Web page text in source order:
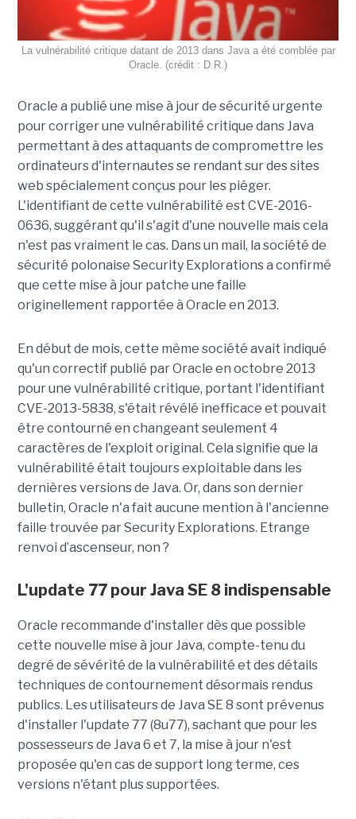
La vulnérabilité critique datant de 2013 dans Java a été comblée par
Oracle. (crédit : D.R.)
Oracle a publié une mise à jour de sécurité urgente
pour corriger une vulnérabilité critique dans Java
permettant à des attaquants de compromettre les
ordinateurs d'internautes se rendant sur des sites
web spécialement conçus pour les piéger.
L'identifiant de cette vulnérabilité est CVE-2016-
0636, suggérant qu'il s'agit d'une nouvelle mais cela
n'est pas vraiment le cas. Dans un mail, la société de
sécurité polonaise Security Explorations a confirmé
que cette mise à jour patche une faille
originellement rapportée à Oracle en 2013.
En début de mois, cette même société avait indiqué
qu'un correctif publié par Oracle en octobre 2013
pour une vulnérabilité critique, portant l'identifiant
CVE-2013-5838, s'était révélé inefficace et pouvait
être contourné en changeant seulement 4
caractères de l'exploit original. Cela signifie que la
vulnérabilité était toujours exploitable dans les
dernières versions de Java. Or, dans son dernier
bulletin, Oracle n'a fait aucune mention à l'ancienne
faille trouvée par Security Explorations. Etrange
renvoi d’ascenseur, non ?
L'update 77 pour Java SE 8 indispensable
Oracle recommande d'installer dès que possible
cette nouvelle mise à jour Java, compte-tenu du
degré de sévérité de la vulnérabilité et des détails
techniques de contournement désormais rendus
publics. Les utilisateurs de Java SE 8 sont prévenus
d'installer l'update 77 (8u77), sachant que pour les
possesseurs de Java 6 et 7, la mise à jour n'est
proposée qu'en cas de support long terme, ces
versions n'étant plus supportées.